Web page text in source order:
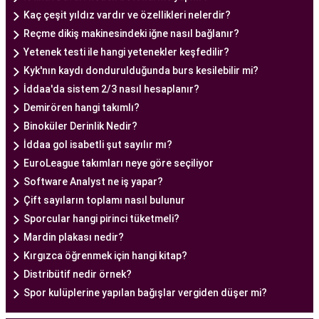
Tüp bebek tedavisi, uzman bir ekibin liderliğinde
ve deneyimli bir doktorun rehberliğinde
yürütülmesi gereken bir süreçtir. Ankara Tüp
Bebek Merkezi'nde görev alan uzman tüp bebek
doktoru, çiftlere kapsamlı bir yaklaşımla tedavi
sunar.
Ankara Tüp Bebek Doktoru
sürecinde çiftlere rehberlik eder ve tedavinin her
aşamasında destek sağlar. Çiftin tıbbi geçmişini
değerlendirir, bireysel durumlarını analiz eder ve
en uygun tedavi planını oluşturur. Tedavi
sürecinde çiftlere duygusal destek sağlamak da
doktorun önemli görevlerinden biridir.
Uzman tüp bebek doktoru, Ankara Tüp Bebek
Merkezi'nde kullanılan en son teknolojiyi ve
bilimsel yöntemleri takip ederek, çiftlere en iyi
Kaç çeşit yıldız vardır ve özellikleri nelerdir?
Reçme dikiş makinesindeki iğne nasıl bağlanır?
Yetenek testi ile hangi yetenekler keşfedilir?
Kyk'nın kaydı dondurulduğunda burs kesilebilir mi?
İddaa'da sistem 2/3 nasıl hesaplanır?
Demirören hangi takımlı?
Binoküler Derinlik Nedir?
İddaa gol isabetli şut sayılır mı?
EuroLeague takımları neye göre seçiliyor
Software Analyst ne iş yapar?
Çift sayıların toplamı nasıl bulunur
Sporcular hangi pirinci tüketmeli?
Mardin plakası nedir?
Kırgızca öğrenmek için hangi kitap?
Distribütif nedir örnek?
Spor kulüplerine yapılan bağışlar vergiden düşer mi?